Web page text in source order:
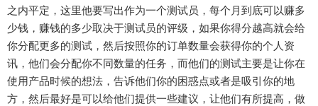
之内平定，这里他要写出作为一个测试员，每个月到底可以赚多
少钱，赚钱的多少取决于测试员的评级，如果你得分越高就会给
你分配更多的测试，然后按照你的订单数量会获得你的个人资
讯，他们会分配你不同数量的任务，而他们的测试主要是让你在
使用产品时候的想法，告诉他们你的困惑点或者是吸引你的地
方，然后最好是可以给他们提供一些建议，让他们有所提高，做